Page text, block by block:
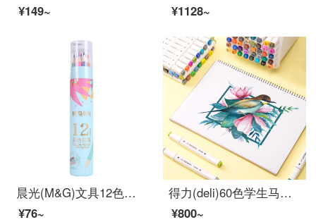
¥149~
¥1128~
晨光(M&G)文具12色自带卷笔刀彩铅 儿童画笔 彩色铅笔 学生填色笔套装(纸筒装)AWP36845
¥76~
得力(deli)60色学生马克笔套装 双头速干儿童水彩笔双头绘画彩笔手绘漫画笔设计绘画记号笔 工具箱70801-60
¥800~